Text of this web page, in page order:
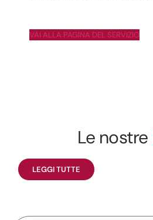
VAI ALLA PAGINA DEL SERVIZIO
Le nostre
LEGGI TUTTE